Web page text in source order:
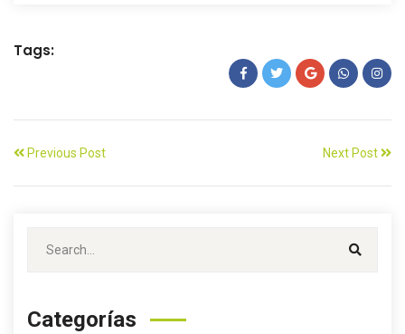
Tags:
Previous Post Next Post
Categorías